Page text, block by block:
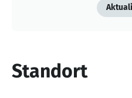
Standort